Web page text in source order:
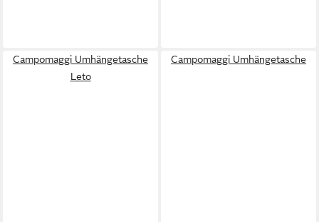
Campomaggi Umhängetasche
Leto
Campomaggi Umhängetasche